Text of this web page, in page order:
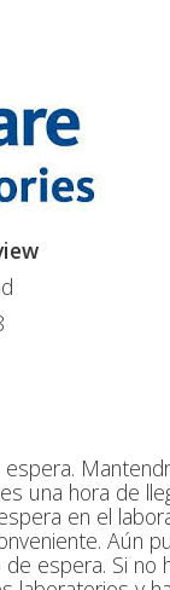
una hora de
en el
Aún
espera. Si no